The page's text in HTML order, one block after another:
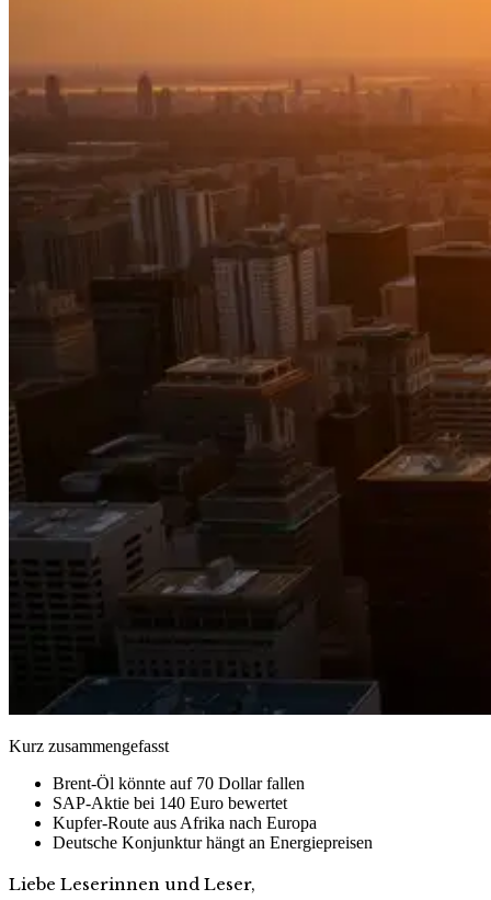
Kurz zusammengefasst
Brent-Öl könnte auf 70 Dollar fallen
SAP-Aktie bei 140 Euro bewertet
Kupfer-Route aus Afrika nach Europa
Deutsche Konjunktur hängt an Energiepreisen
Liebe Leserinnen und Leser,